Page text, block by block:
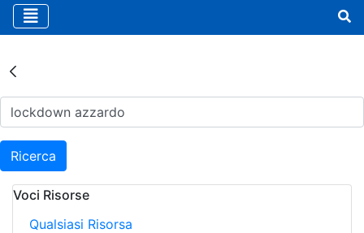
Risultati della Ricerca -
Ricerca
Voci Risorse
Qualsiasi Risorsa